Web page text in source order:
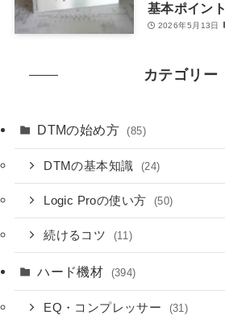
基本ポイント
2026年5月13日
カテゴリー
DTMの始め方 (85)
DTMの基本知識 (24)
Logic Proの使い方 (50)
続けるコツ (11)
ハード機材 (394)
EQ・コンプレッサー (31)